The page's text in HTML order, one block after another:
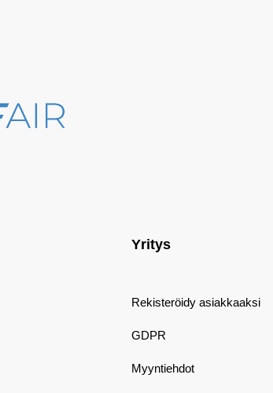
Yritys
Rekisteröidy asiakkaaksi
GDPR
Myyntiehdot